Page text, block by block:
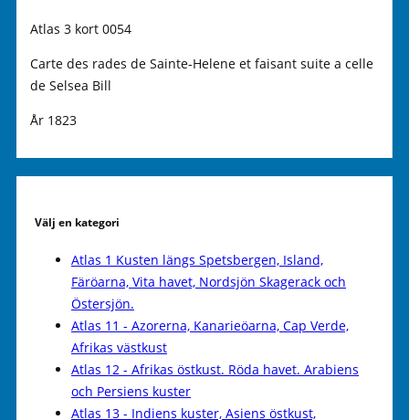
Atlas 3 kort 0054
Carte des rades de Sainte-Helene et faisant suite a celle
de Selsea Bill
År 1823
Välj en kategori
Atlas 1 Kusten längs Spetsbergen, Island,
Färöarna, Vita havet, Nordsjön Skagerack och
Östersjön.
Atlas 11 - Azorerna, Kanarieöarna, Cap Verde,
Afrikas västkust
Atlas 12 - Afrikas östkust. Röda havet. Arabiens
och Persiens kuster
Atlas 13 - Indiens kuster, Asiens östkust,